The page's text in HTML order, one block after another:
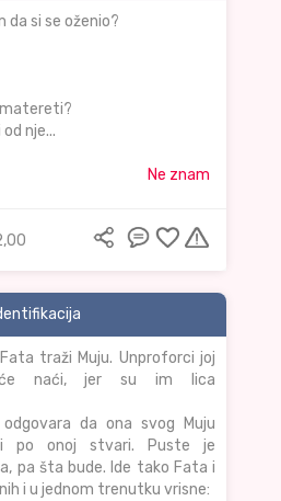
da si se oženio?
matereti?
nje...
Ne znam
traži Muju. Unproforci joj
naći, jer su im lica
da ona svog Muju
po onoj stvari. Puste je
pa šta bude. Ide tako Fata i
i u jednom trenutku vrisne: